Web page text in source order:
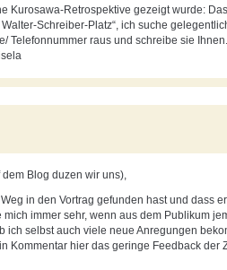
Kurosawa-Retrospektive gezeigt wurde:
Schreiber-Platz“, ich suche
Telefonnummer raus und schreibe sie Ihnen.
Blog duzen wir uns),
in den Vortrag gefunden hast und dass
mich immer sehr, wenn aus dem Publikum
ich selbst auch viele neue Anregungen
Kommentar hier das geringe Feedback der